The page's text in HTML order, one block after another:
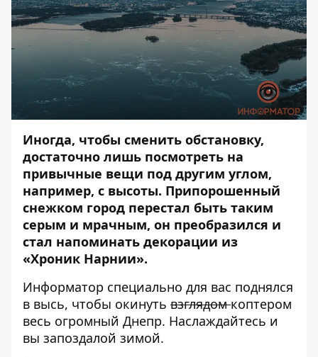
Иногда, чтобы сменить обстановку,
достаточно лишь посмотреть на
привычные вещи под другим углом,
например, с высоты. Припорошенный
снежком город перестал быть таким
серым и мрачным, он преобразился и
стал напоминать декорации из
«Хроник Нарнии».
Информатор специально для вас поднялся
в высь, чтобы окинуть взглядомкоптером
весь огромный Днепр. Наслаждайтесь и
вы запоздалой зимой.